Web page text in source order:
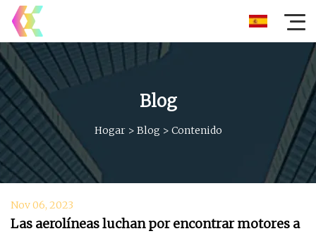
Blog
Hogar> Blog > Contenido
Nov 06, 2023
Las aerolíneas luchan por encontrar motores a